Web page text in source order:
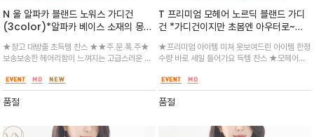
N 울 알파카 블랜드 노워스 가디건
(3color)*알파카 베이스 소재의 몽글
몽글한 텍스처와 멋스러운 색감이 사랑
스러운 라운드 가디건
★창고 대방출 초득템 찬스 ★★주.문.폭.주★
보송보송한 헤어리함이 느껴지는 고급스러운 모
한 포인트를 더했으며, 라운드 넥 라인이 깔끔한
실루엣
품절
T 프리미엄 모헤어 노르딕 블랜드 가디
건 *가디건이지만 초봄엔 아우터로~낭
만을 가득 담은 클래식한 노르딕 패턴이
매력적인 자카드 가디건
★프리미엄 아이템 미쳐 못보여드린 아이템 한정
수량 바로 세일 들어가요 득템 찬스 ★모헤어울
벼우면서도 포근한 보온성을 자랑하며, 전체적으
로 들어간 자카드 배색이 윈터 룩에 확실한 포인
트가 되어줍니다.
품절